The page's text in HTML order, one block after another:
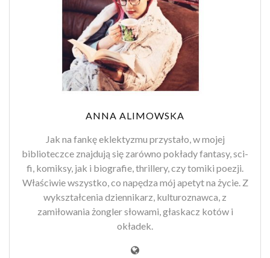
ANNA ALIMOWSKA
Jak na fankę eklektyzmu przystało, w mojej
biblioteczce znajdują się zarówno pokłady fantasy, sci-
fi, komiksy, jak i biografie, thrillery, czy tomiki poezji.
Właściwie wszystko, co napędza mój apetyt na życie. Z
wykształcenia dziennikarz, kulturoznawca, z
zamiłowania żongler słowami, głaskacz kotów i
okładek.